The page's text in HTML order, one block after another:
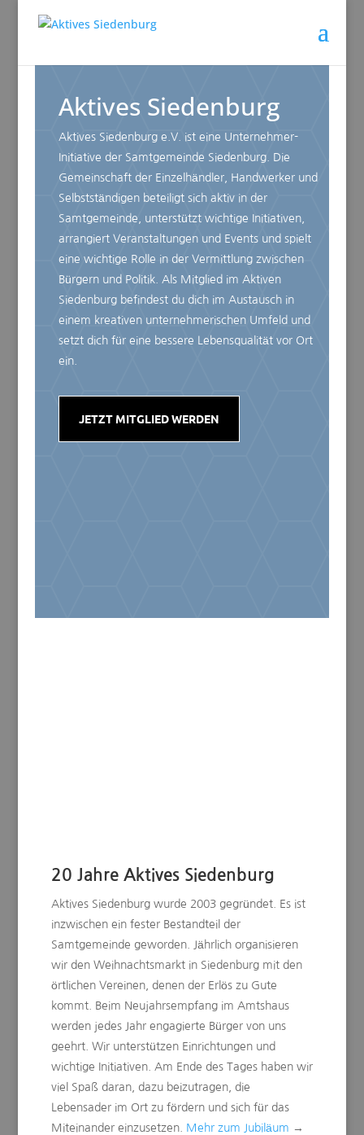
Aktives Siedenburg
Aktives Siedenburg e.V. ist eine Unternehmer-
Initiative der Samtgemeinde Siedenburg. Die
Gemeinschaft der Einzelhändler, Handwerker und
Selbstständigen beteiligt sich aktiv in der
Samtgemeinde, unterstützt wichtige Initiativen,
arrangiert Veranstaltungen und Events und spielt
eine wichtige Rolle in der Vermittlung zwischen
Bürgern und Politik. Als Mitglied im Aktiven
Siedenburg befindest du dich im Austausch in
einem kreativen unternehmerischen Umfeld und
setzt dich für eine bessere Lebensqualität vor Ort
ein.
JETZT MITGLIED WERDEN
20 Jahre Aktives Siedenburg
Aktives Siedenburg wurde 2003 gegründet. Es ist
inzwischen ein fester Bestandteil der
Samtgemeinde geworden. Jährlich organisieren
wir den Weihnachtsmarkt in Siedenburg mit den
örtlichen Vereinen, denen der Erlös zu Gute
kommt. Beim Neujahrsempfang im Amtshaus
werden jedes Jahr engagierte Bürger von uns
geehrt. Wir unterstützen Einrichtungen und
wichtige Initiativen. Am Ende des Tages haben wir
viel Spaß daran, dazu beizutragen, die
Lebensader im Ort zu fördern und sich für das
Miteinander einzusetzen. Mehr zum Jubiläum →